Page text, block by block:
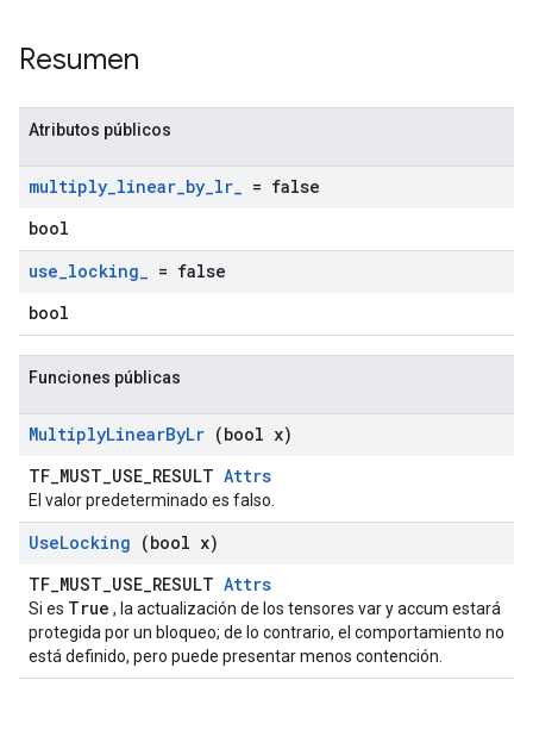
Resumen
Atributos públicos
multiply_linear_by_lr_ = false
bool
use_locking_ = false
bool
Funciones públicas
MultiplyLinearByLr (bool x)
TF_MUST_USE_RESULT Attrs
El valor predeterminado es falso.
UseLocking (bool x)
TF_MUST_USE_RESULT Attrs
Si es True , la actualización de los tensores var y accum estará
protegida por un bloqueo; de lo contrario, el comportamiento no
está definido, pero puede presentar menos contención.